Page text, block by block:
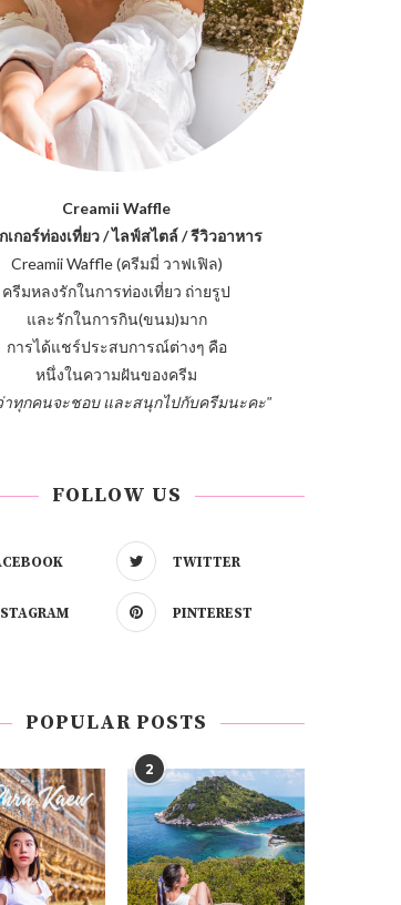
Creamii Waffle
เกอร์ท่องเที่ยว / ไลฟ์สไตล์ / รีวิวอาหาร
Creamii Waffle (ครีมมี่ วาฟเฟิล)
ครีมหลงรักในการท่องเที่ยว ถ่ายรูป
และรักในการกิน(ขนม)มาก
การได้แชร์ประสบการณ์ต่างๆ คือ
หนึ่งในความฝันของครีม
าทุกคนจะชอบ และสนุกไปกับครีมนะคะ"
FOLLOW US
TWITTER
PINTEREST
POPULAR POSTS
2